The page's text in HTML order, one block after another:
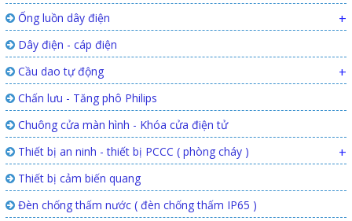
Ống luồn dây điện
+
Dây điện - cáp điện
Cầu dao tự động
+
Chấn lưu - Tăng phô Philips
Chuông cửa màn hình - Khóa cửa điện tử
Thiết bị an ninh - thiết bị PCCC ( phòng cháy )
+
Thiết bị cảm biến quang
Đèn chống thấm nước ( đèn chống thấm IP65 )